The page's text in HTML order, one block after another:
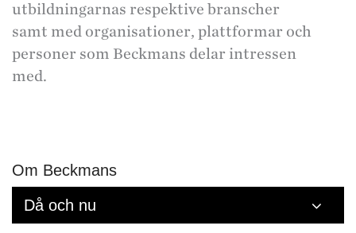
utbildningarnas respektive branscher
samt med organisationer, plattformar och
personer som Beckmans delar intressen
med.
Om Beckmans
Då och nu